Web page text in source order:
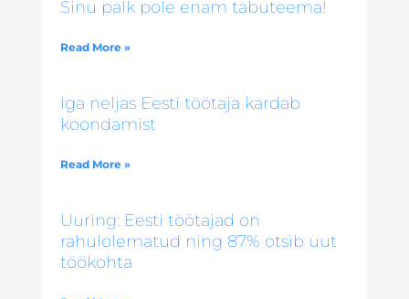
Sinu palk pole enam tabuteema!
Read More »
Iga neljas Eesti töötaja kardab
koondamist
Read More »
Uuring: Eesti töötajad on
rahulolematud ning 87% otsib uut
töökohta